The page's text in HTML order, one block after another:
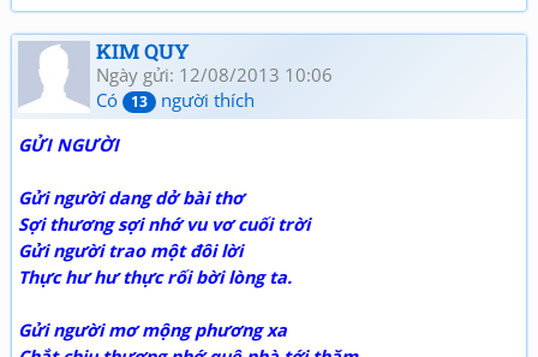
KIM QUY
Ngày gửi: 12/08/2013 10:06
Có
13 người thích
GỬI NGƯỜI
Gửi người dang dở bài thơ
Sợi thương sợi nhớ vu vơ cuối trời
Gửi người trao một đôi lời
Thực hư hư thực rối bời lòng ta.
Gửi người mơ mộng phương xa